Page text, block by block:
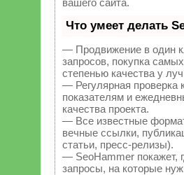
вашего сайта.
Что умеет делать
— Продвижение в один
запросов, покупка
степенью качества у
— Регулярная проверка
показателям и
качества проекта.
— Все известные
вечные ссылки,
статьи, пресс-релизы).
— SeoHammer покажет,
запросы, на которые